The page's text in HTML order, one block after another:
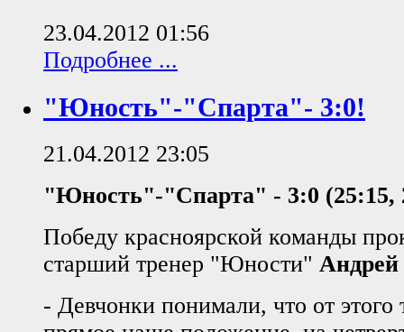
23.04.2012 01:56
Подробнее ...
"Юность"-"Спарта"- 3:0!
21.04.2012 23:05
"Юность"-"Спарта" - 3:0 (25:15,
Победу красноярской команды
старший тренер "Юности"
- Девчонки понимали, что от этого